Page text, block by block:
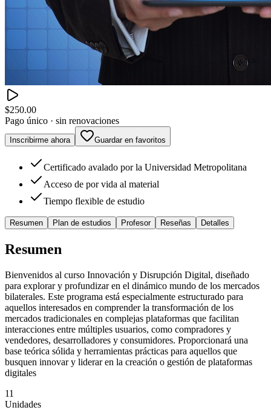
$250.00
Pago único · sin renovaciones
Inscribirme ahora Guardar en favoritos
Certificado avalado por la Universidad Metropolitana
Acceso de por vida al material
Tiempo flexible de estudio
Resumen Plan de estudios Profesor Reseñas Detalles
Resumen
Bienvenidos al curso Innovación y Disrupción Digital, diseñado
para explorar y profundizar en el dinámico mundo de los mercados
bilaterales. Este programa está especialmente estructurado para
aquellos interesados en comprender la transformación de los
mercados tradicionales en complejas plataformas que facilitan
interacciones entre múltiples usuarios, como compradores y
vendedores, desarrolladores y consumidores. Proporcionará una
base teórica sólida y herramientas prácticas para aquellos que
busquen innovar y liderar en la creación o gestión de plataformas
digitales
11
Unidades